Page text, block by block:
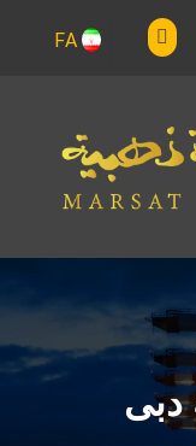
FA
دبی